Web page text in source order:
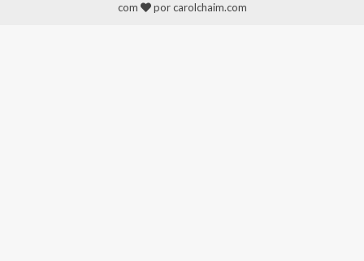
com
por carolchaim.com